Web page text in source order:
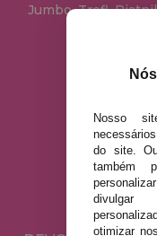
Jumbo, Trefl,
Nosso
do site.
também
otimizar